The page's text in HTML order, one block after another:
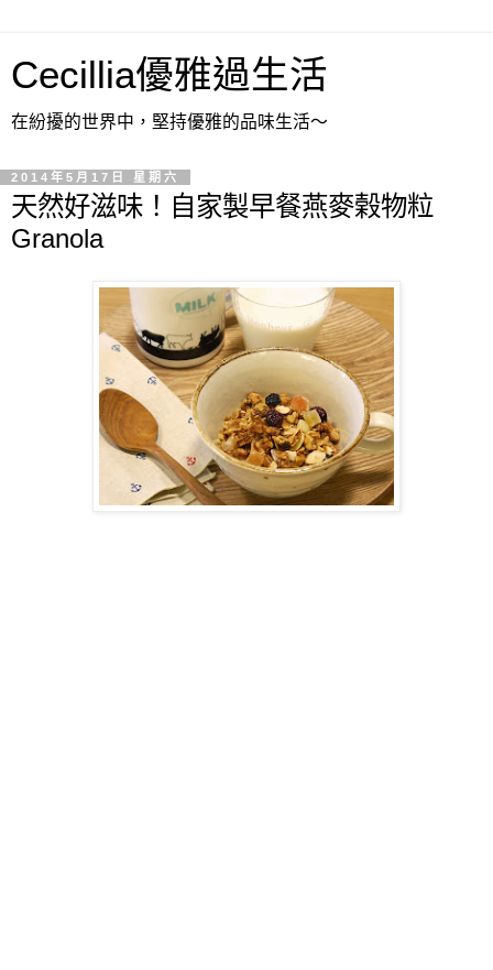
Cecillia優雅過生活
在紛擾的世界中，堅持優雅的品味生活～
2014年5月17日 星期六
天然好滋味！自家製早餐燕麥榖物粒
Granola